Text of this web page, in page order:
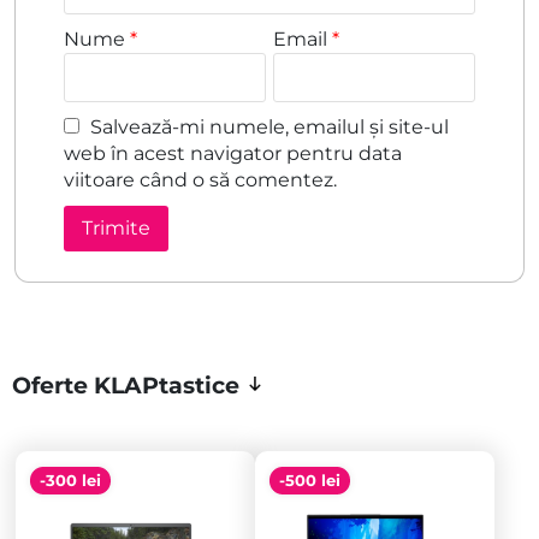
Nume * Email*
Salvează-mi numele, emailul și site-ul
web în acest navigator pentru data
viitoare când o să comentez.
Oferte KLAPtastice
-300 lei -500 lei